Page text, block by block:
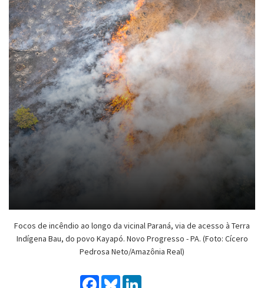
Focos de incêndio ao longo da vicinal Paraná, via de acesso à Terra
Indígena Bau, do povo Kayapó. Novo Progresso - PA. (Foto: Cícero
Pedrosa Neto/Amazônia Real)
Facebook
Bluesky